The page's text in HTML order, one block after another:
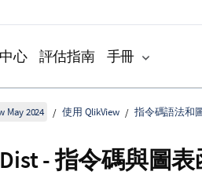
心 評估指南 手冊
May 2024 使用 QlikView 指令碼語法和
- 指令碼與圖